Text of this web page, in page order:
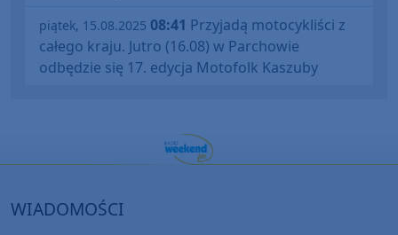
piątek, 15.08.2025 08:41 Przyjadą motocykliści z
całego kraju. Jutro (16.08) w Parchowie
odbędzie się 17. edycja Motofolk Kaszuby
WIADOMOŚCI